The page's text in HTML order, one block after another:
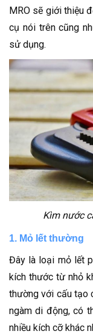
MRO sẽ giới thiệu
cụ nói trên cũng
sử dụng.
Kìm nước
1. Mỏ lết thường
Đây là loại mỏ lết
kích thước từ nhỏ
thường với cấu tạo
ngàm di động, có
nhiều kích cỡ khác